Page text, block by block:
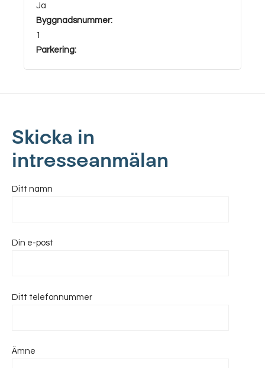
Ja
Byggnadsnummer:
1
Parkering:
Skicka in
intresseanmälan
Ditt namn
Din e-post
Ditt telefonnummer
Ämne